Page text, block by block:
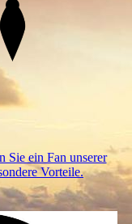
Sie ein Fan unserer
Vorteile.